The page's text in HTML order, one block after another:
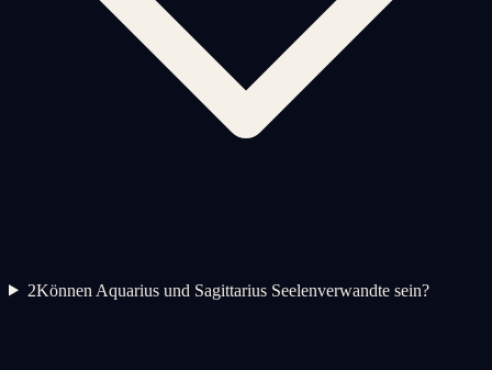
2Können Aquarius und Sagittarius Seelenverwandte sein?